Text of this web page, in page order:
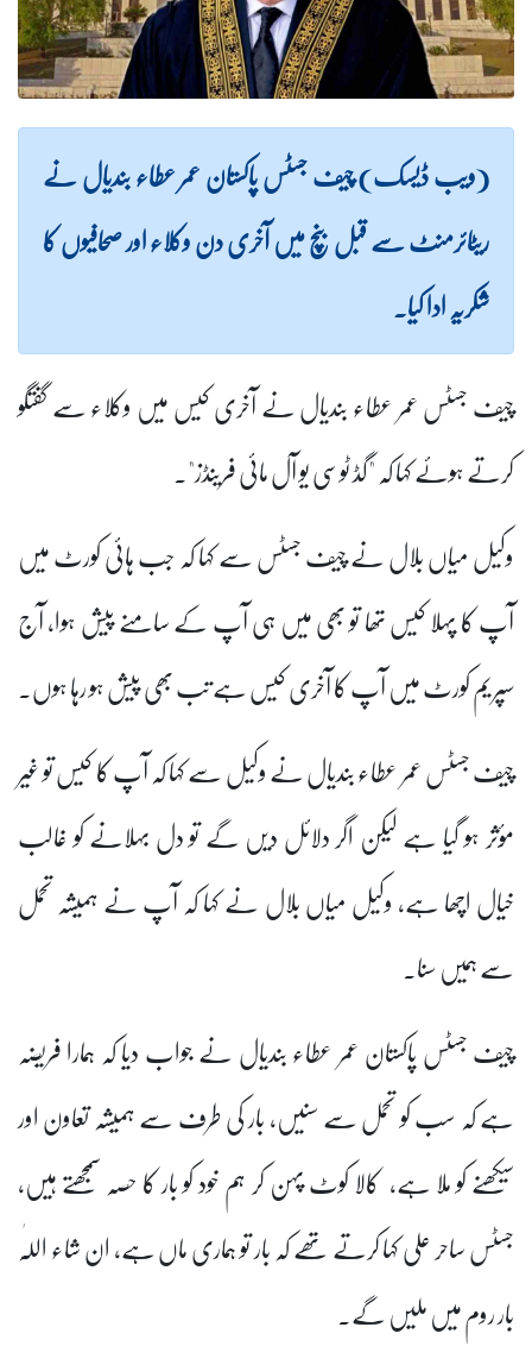
(ویب ڈیسک) چیف جسٹس پاکستان عمر عطاء بندیال نے
ریٹائرمنٹ سے قبل بنچ میں آخری دن وکلاء اور صحافیوں کا
شکریہ ادا کیا۔
چیف جسٹس عمر عطاء بندیال نے آخری کیس میں وکلاء سے گفتگو
کرتے ہوئے کہا کہ "گڈ ٹوسی یو آل مائی فرینڈز"۔
وکیل میاں بلال نے چیف جسٹس سے کہا کہ جب ہائی کورٹ میں
آپ کا پہلا کیس تھا تو بھی میں ہی آپ کے سامنے پیش ہوا، آج
سپریم کورٹ میں آپ کا آخری کیس ہے تب بھی پیش ہو رہا ہوں۔
چیف جسٹس عمر عطاء بندیال نے وکیل سے کہا کہ آپ کا کیس تو غیر
مؤثر ہو گیا ہے لیکن اگر دلائل دیں گے تو دل بہلانے کو غالب
خیال اچھا ہے، وکیل میاں بلال نے کہا کہ آپ نے ہمیشہ تحمل
سے ہمیں سنا۔
چیف جسٹس پاکستان عمر عطاء بندیال نے جواب دیا کہ ہمارا فریضہ
ہے کہ سب کو تحمل سے سنیں، بار کی طرف سے ہمیشہ تعاون اور
سیکھنے کو ملا ہے، کالا کوٹ پہن کر ہم خود کو بار کا حصہ سمجھتے ہیں،
جسٹس ساحر علی کہا کرتے تھے کہ بار تو ہماری ماں ہے، ان شاء اللّٰہ
بار روم میں ملیں گے۔